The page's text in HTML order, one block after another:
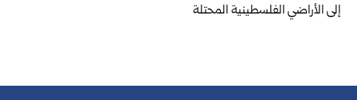
إلى الأراضي الفلسطينية المحتلة